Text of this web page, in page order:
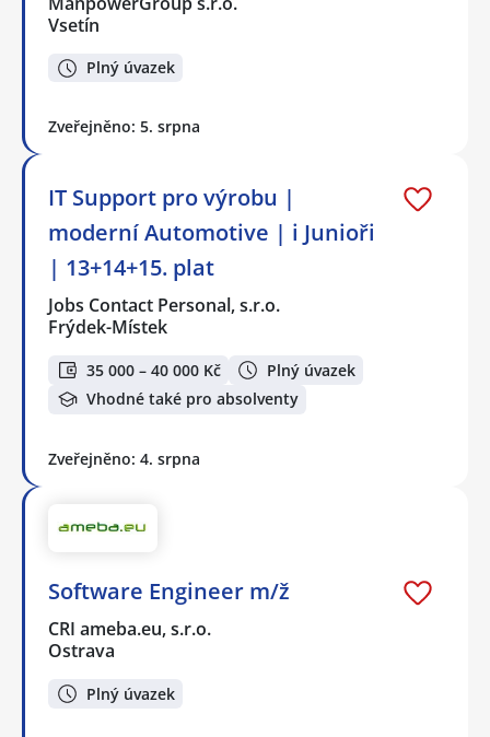
Vsetín
Plný úvazek
Zveřejněno: 5. srpna
IT Support pro výrobu |
moderní Automotive | i Junioři
| 13+14+15. plat
Jobs Contact Personal, s.r.o.
Frýdek-Místek
35 000 – 40 000 Kč
Plný úvazek
Vhodné také pro absolventy
Zveřejněno: 4. srpna
Software Engineer m/ž
CRI ameba.eu, s.r.o.
Ostrava
Plný úvazek